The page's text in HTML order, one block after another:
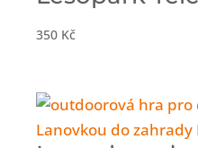
350 Kč